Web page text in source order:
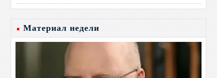
Материал недели